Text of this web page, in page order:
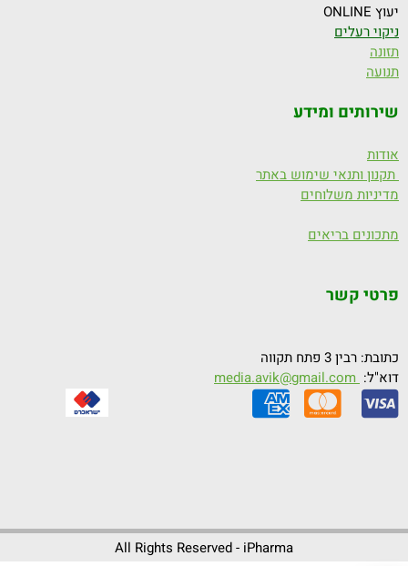
יעוץ ONLINE
ניקוי רעלים
תזונה
תנועה
שירותים ומידע
אודות
תקנון ותנאי שימוש באתר
מדיניות משלוחים
מתכונים בריאים
פרטי קשר
כתובת: רבין 3 פתח תקווה
דוא"ל:
All Rights Reserved - iPharma